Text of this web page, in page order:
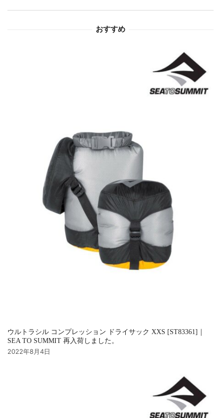
おすすめ
ウルトラシル コンプレッション ドライサック XXS [ST83361]｜
SEA TO SUMMIT 再入荷しました。
2022年8月4日